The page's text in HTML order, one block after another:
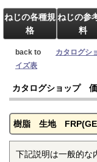
ねじの各種規
格
ねじの参
料
back to カタログシ
イズ表
カタログショップ
樹脂 生地
下記説明は一般的な